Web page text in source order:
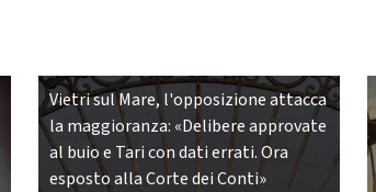
Vietri sul Mare, l'opposizione attacca
la maggioranza: «Delibere approvate
al buio e Tari con dati errati. Ora
esposto alla Corte dei Conti»